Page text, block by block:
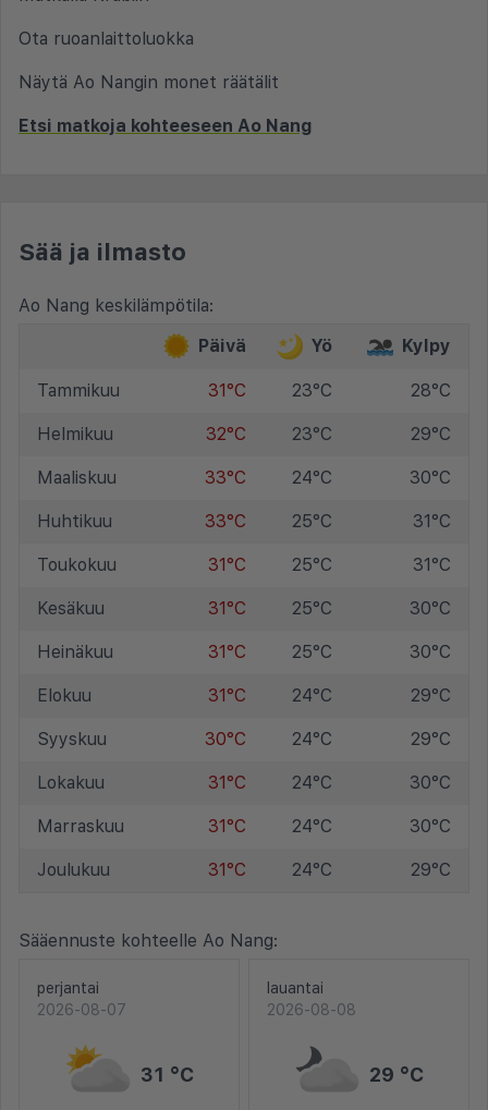
Ota ruoanlaittoluokka
Näytä Ao Nangin monet räätälit
Etsi matkoja kohteeseen Ao Nang
Sää ja ilmasto
Ao Nang keskilämpötila:
Päivä
Yö Kylpy
Tammikuu 31°C 23°C 28°C
Helmikuu 32°C 23°C 29°C
Maaliskuu 33°C 24°C 30°C
Huhtikuu 33°C 25°C 31°C
Toukokuu 31°C 25°C 31°C
Kesäkuu 31°C 25°C 30°C
Heinäkuu 31°C 25°C 30°C
Elokuu 31°C 24°C 29°C
Syyskuu 30°C 24°C 29°C
Lokakuu 31°C 24°C 30°C
Marraskuu 31°C 24°C 30°C
Joulukuu 31°C 24°C 29°C
Sääennuste kohteelle Ao Nang:
perjantai
2026-08-07
31 °C
lauantai
2026-08-08
29 °C